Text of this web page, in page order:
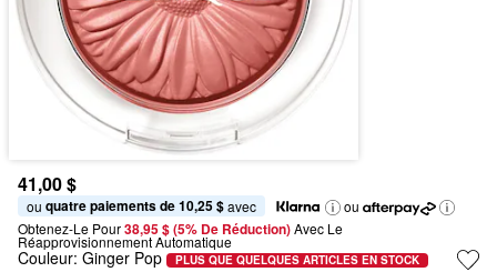
41,00 $
ou quatre paiements de 10,25 $ avec
ou
Obtenez-Le Pour38,95 $ (5% De Réduction) Avec Le
Réapprovisionnement Automatique
Couleur: Ginger Pop PLUS QUE QUELQUES ARTICLES EN STOCK